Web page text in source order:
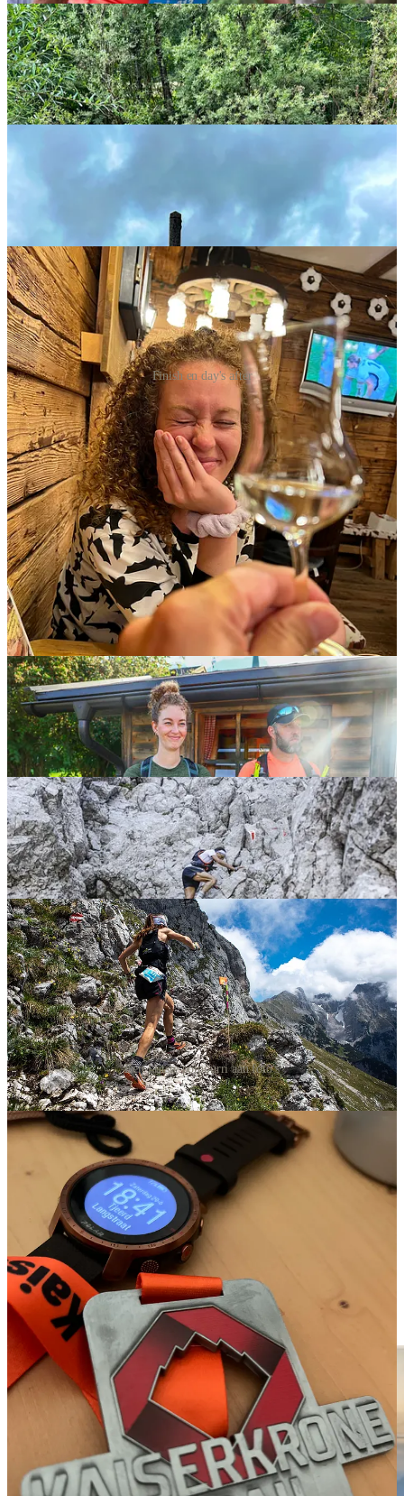
Finish en day's after
Doelen
Medio maart 2025 is de eerste skyrace van dat seizoen als onderdeel
van deMerrel Skyrunner World Series. En het moge duidelijk zijn,
2025 neem ik deel aan de World Series. Meer concreet: ik wil weten
hoe ik internationaal presteer en op nationaal vlak wil ik de top 10
bij de mannen instromen. Daarmee zeggende dat ik voor het
Nederlands Kampioenschap Skyrunning 2025 serieus wil
meedingen naar een podiumplek.
Mijn trainingen zullen zich meer gaan focussen op endurance, dus
langere stukken tot sub-ultra van 50 kilometer. Vanuit mijn bergdorp
Mallnitz kan ik trainen op technisch terrein en hoogtemeters.
Een laatste potpourri aan foto's
En de eerste stap is de dag voor de Skyrace al gezet: Nederlands
Kampioen op de 1.500 meter en 3.000 meter Masters indoor
Jacolien Ruizendaalgaat fantastische loopschema’s voor mij maken!
Tien jaar na het WK-trauma in Amerika sterker terugkomen dan
ooit, dat is het ambitieuze doel. Ik heb er zin in. Maar echt,
onmeunig teringveel zin in.
Al met al was de Kaiserkrone Skyrace 2024 een fantastische
berglauf
, een magische ervaring en een goede graadmeter om te zien
waar ik precies sta, wat er beter moet, wat er beter kan en waar ik
naartoe ga werken. Had ik meer van mezelf verwacht? Nee. Had ik
op meer gehoopt? Zeker weten. Werk aan de winkel dus.
BERGHEIL!